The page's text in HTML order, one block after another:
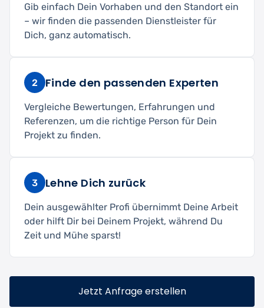
Gib einfach Dein Vorhaben und den Standort ein
– wir finden die passenden Dienstleister für
Dich, ganz automatisch.
2 Finde den passenden Experten
Vergleiche Bewertungen, Erfahrungen und
Referenzen, um die richtige Person für Dein
Projekt zu finden.
3 Lehne Dich zurück
Dein ausgewählter Profi übernimmt Deine Arbeit
oder hilft Dir bei Deinem Projekt, während Du
Zeit und Mühe sparst!
Jetzt Anfrage erstellen